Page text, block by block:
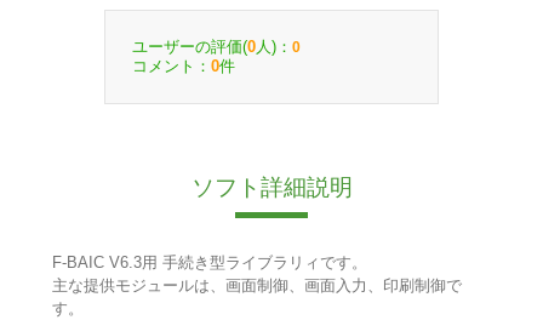
ユーザーの評価(0 人)： 0
コメント： 0件
ソフト詳細説明
F-BAIC V6.3用 手続き型ライブラリィです。
主な提供モジュールは、画面制御、画面入力、印刷制御で
す。